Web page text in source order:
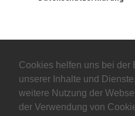
Cookies helfen uns bei der
unserer Inhalte und
weitere Nutzung der
der Verwendung von